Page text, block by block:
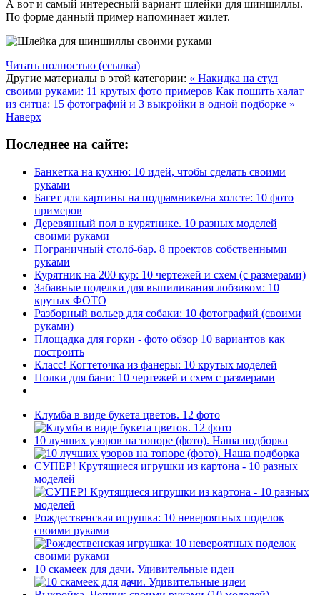
А вот и самый интересный вариант шлейки для шиншиллы.
По форме данный пример напоминает жилет.
Читать полностью (ссылка)
Другие материалы в этой категории: « Накидка на стул
своими руками: 11 крутых фото примеров Как пошить халат
из ситца: 15 фотографий и 3 выкройки в одной подборке »
Наверх
Последнее на сайте:
Банкетка на кухню: 10 идей, чтобы сделать своими
руками
Багет для картины на подрамнике/на холсте: 10 фото
примеров
Деревянный пол в курятнике. 10 разных моделей
своими руками
Пограничный столб-бар. 8 проектов собственными
руками
Курятник на 200 кур: 10 чертежей и схем (с размерами)
Забавные поделки для выпиливания лобзиком: 10
крутых ФОТО
Разборный вольер для собаки: 10 фотографий (своими
руками)
Площадка для горки - фото обзор 10 вариантов как
построить
Класс! Когтеточка из фанеры: 10 крутых моделей
Полки для бани: 10 чертежей и схем с размерами
Клумба в виде букета цветов. 12 фото
10 лучших узоров на топоре (фото). Наша подборка
СУПЕР! Крутящиеся игрушки из картона - 10 разных
моделей
Рождественская игрушка: 10 невероятных поделок
своими руками
10 скамеек для дачи. Удивительные идеи